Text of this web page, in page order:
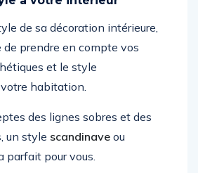
de sa décoration intérieure,
de prendre en compte vos
et le style
habitation.
des lignes sobres et des
un style scandinave ou
parfait pour vous.